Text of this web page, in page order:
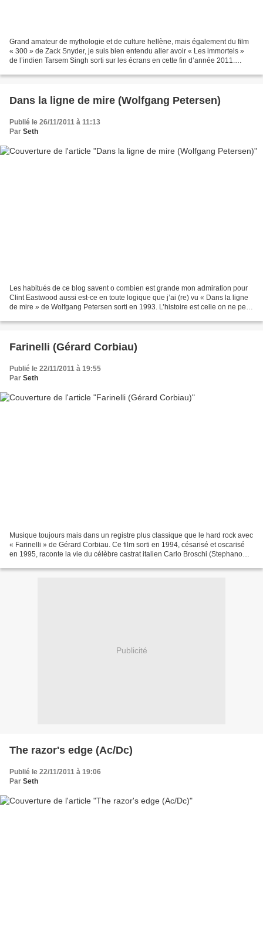
Grand amateur de mythologie et de culture hellène, mais également du film
« 300 » de Zack Snyder, je suis bien entendu aller avoir « Les immortels »
de l’indien Tarsem Singh sorti sur les écrans en cette fin d’année 2011.
Dans la ligne de mire (Wolfgang Petersen)
Publié le 26/11/2011 à 11:13
Par Seth
Les habitués de ce blog savent o combien est grande mon admiration pour
Clint Eastwood aussi est-ce en toute logique que j’ai (re) vu « Dans la ligne
de mire » de Wolfgang Petersen sorti en 1993. L’histoire est celle on ne peut
Farinelli (Gérard Corbiau)
Publié le 22/11/2011 à 19:55
Par Seth
Musique toujours mais dans un registre plus classique que le hard rock avec
« Farinelli » de Gérard Corbiau. Ce film sorti en 1994, césarisé et oscarisé
en 1995, raconte la vie du célèbre castrat italien Carlo Broschi (Stephano
Publicité
The razor's edge (Ac/Dc)
Publié le 22/11/2011 à 19:06
Par Seth